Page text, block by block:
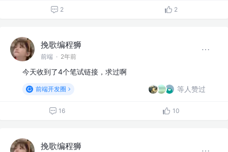
2 2
挽歌编程狮
前端 · 2年前
今天收到了4个笔试链接，求过啊
前端开发圈 等人赞过
16 10
挽歌编程狮